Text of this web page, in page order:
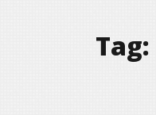
Tag: